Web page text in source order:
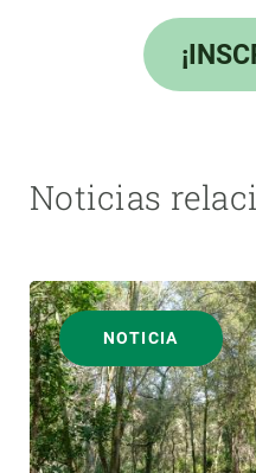
Noticias
NOTICIA